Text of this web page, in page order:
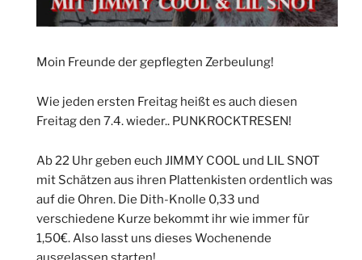
Moin Freunde der gepflegten Zerbeulung!
Wie jeden ersten Freitag heißt es auch diesen
Freitag den 7.4. wieder.. PUNKROCKTRESEN!
Ab 22 Uhr geben euch JIMMY COOL und LIL SNOT
mit Schätzen aus ihren Plattenkisten ordentlich was
auf die Ohren. Die Dith-Knolle 0,33 und
verschiedene Kurze bekommt ihr wie immer für
1,50€. Also lasst uns dieses Wochenende